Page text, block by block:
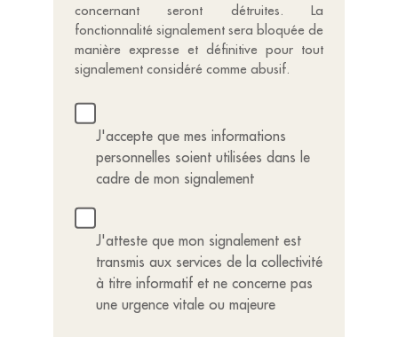
concernant seront détruites. La
fonctionnalité signalement sera bloquée de
manière expresse et définitive pour tout
signalement considéré comme abusif.
J'accepte que mes informations
personnelles soient utilisées dans le
cadre de mon signalement
J'atteste que mon signalement est
transmis aux services de la collectivité
à titre informatif et ne concerne pas
une urgence vitale ou majeure